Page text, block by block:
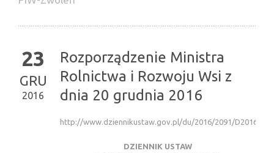
23
GRU
2016
Rozporządzenie Ministra
Rolnictwa i Rozwoju Wsi z
dnia 20 grudnia 2016
http://www.dziennikustaw.gov.pl/du/2016/2091/
DZIENNIK USTAW